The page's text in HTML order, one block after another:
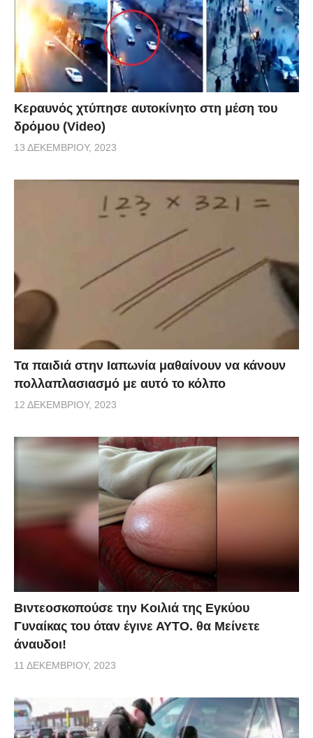
Κεραυνός χτύπησε αυτοκίνητο στη μέση του
δρόμου (Video)
13 ΔΕΚΕΜΒΡΊΟΥ, 2023
Τα παιδιά στην Ιαπωνία μαθαίνουν να κάνουν
πολλαπλασιασμό με αυτό το κόλπο
12 ΔΕΚΕΜΒΡΊΟΥ, 2023
Βιντεοσκοπούσε την Κοιλιά της Εγκύου
Γυναίκας του όταν έγινε ΑΥΤΟ. θα Μείνετε
άναυδοι!
11 ΔΕΚΕΜΒΡΊΟΥ, 2023